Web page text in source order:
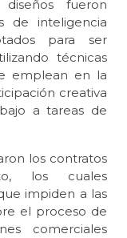
fueron
de inteligencia
para ser
técnicas
emplean en la
creativa
a tareas de
los contratos
los cuales
impiden a las
el proceso de
comerciales